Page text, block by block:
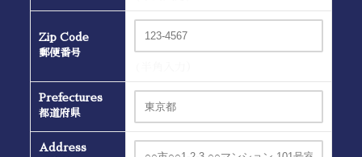
Zip Code
郵便番号
Prefectures
都道府県
Address